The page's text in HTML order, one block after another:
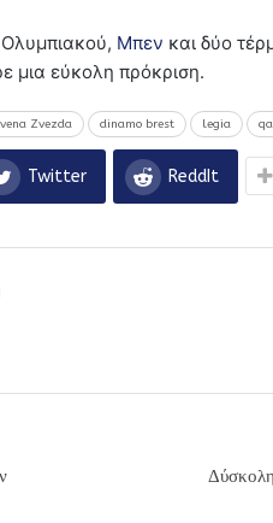
Μπεν και δύο
μια εύκολη πρόκριση.
Zvezda dinamo brest legia
Twitter ReddIt